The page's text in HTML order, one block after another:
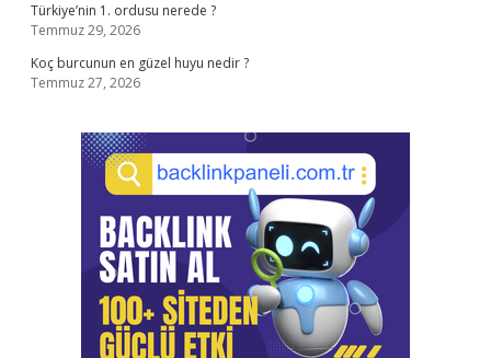
Türkiye’nin 1. ordusu nerede ?
Temmuz 29, 2026
Koç burcunun en güzel huyu nedir ?
Temmuz 27, 2026